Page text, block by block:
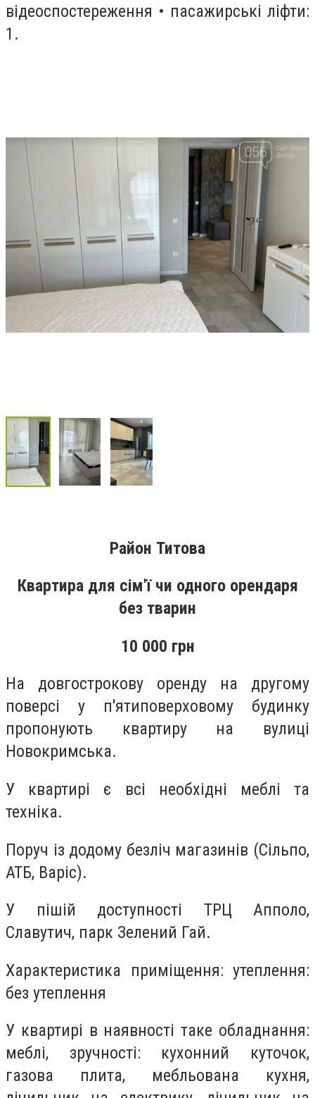
відеоспостереження • пасажирські ліфти:
1.
Район Титова
Квартира для сім'ї чи одного орендаря
без тварин
10 000 грн
На довгострокову оренду на другому
поверсі у п'ятиповерховому будинку
пропонують квартиру на вулиці
Новокримська.
У квартирі є всі необхідні меблі та
техніка.
Поруч із додому безліч магазинів (Сільпо,
АТБ, Варіс).
У пішій доступності ТРЦ Апполо,
Славутич, парк Зелений Гай.
Характеристика приміщення: утеплення:
без утеплення
У квартирі в наявності таке обладнання:
меблі, зручності: кухонний куточок,
газова плита, мебльована кухня,